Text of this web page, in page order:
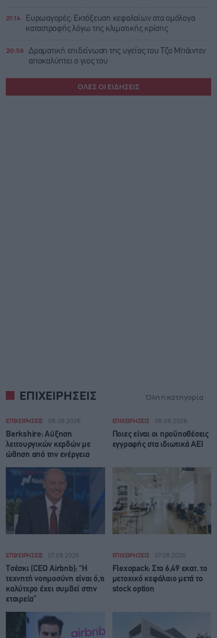
21:14
Ευρωαγορές: Εκτόξευση κεφαλαίων στα ομόλογα
καταστροφής λόγω της κλιματικής κρίσης
20:56 Δραματική επιδείνωση της υγείας του Τζο Μπάιντεν
αποκαλύπτει ο γιος του
ΟΛΕΣ ΟΙ ΕΙΔΗΣΕΙΣ
ΕΠΙΧΕΙΡΗΣΕΙΣ Όλη η κατηγορία
ΕΠΙΧΕΙΡΗΣΕΙΣ 08.08.2026
Berkshire: Αύξηση
λειτουργικών κερδών με
ώθηση από την ενέργεια
ΕΠΙΧΕΙΡΗΣΕΙΣ 08.08.2026
Ποιες είναι οι προϋποθέσεις
εγγραφής στα ιδιωτικά ΑΕΙ
ΕΠΙΧΕΙΡΗΣΕΙΣ 07.08.2026
Τσέσκι (CEO Airbnb): “Η
τεχνητή νοημοσύνη είναι ό,τι
καλύτερο έχει συμβεί στην
εταιρεία”
ΕΠΙΧΕΙΡΗΣΕΙΣ 07.08.2026
Flexopack: Στα 6,49 εκατ. το
μετοχικό κεφάλαιο μετά το
stock option